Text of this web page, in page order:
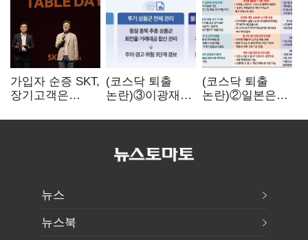
가입자 순증 SKT,
장기고객은
챙긴다
(코스닥 퇴출
논란)③이광재
자동차 없애지는
(코스닥 퇴출
논란)②일본은
기다려주는데
뉴스
뉴스북